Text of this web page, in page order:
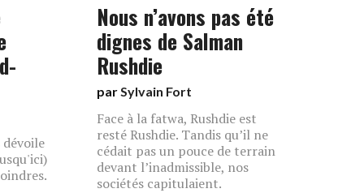
dévoile
Nous n’avons pas été
dignes de Salman
Rushdie
parSylvain Fort
Face à la fatwa, Rushdie est
resté Rushdie. Tandis qu’il ne
cédait pas un pouce de terrain
devant l’inadmissible, nos
sociétés capitulaient.